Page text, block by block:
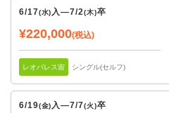
6/17(水)入—7/2(木)卒
¥220,000(税込)
レオパレス宙 シングル(セルフ)
6/19(金) 入—7/7(火)卒